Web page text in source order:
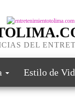
DEL
Estilo de